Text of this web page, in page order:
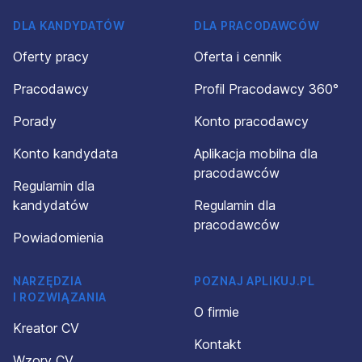
DLA KANDYDATÓW
Oferty pracy
Pracodawcy
Porady
Konto kandydata
Regulamin dla
kandydatów
Powiadomienia
DLA PRACODAWCÓW
Oferta i cennik
Profil Pracodawcy 360°
Konto pracodawcy
Aplikacja mobilna dla
pracodawców
Regulamin dla
pracodawców
NARZĘDZIA
I ROZWIĄZANIA
Kreator CV
POZNAJ APLIKUJ.PL
O firmie
Kontakt